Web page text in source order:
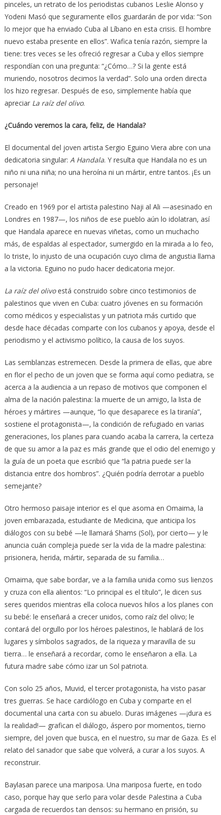
pinceles, un retrato de los periodistas cubanos Leslie Alonso y
Yodeni Masó que seguramente ellos guardarán de por vida: “Son
lo mejor que ha enviado Cuba al Líbano en esta crisis. El hombre
nuevo estaba presente en ellos”. Wafica tenía razón, siempre la
tiene: tres veces se les ofreció regresar a Cuba y ellos siempre
respondían con una pregunta: “¿Cómo…? Si la gente está
muriendo, nosotros decimos la verdad”. Solo una orden directa
los hizo regresar. Después de eso, simplemente había que
apreciar La raíz del olivo.
¿Cuándo veremos la cara, feliz, de Handala?
El documental del joven artista Sergio Eguino Viera abre con una
dedicatoria singular: A Handala. Y resulta que Handala no es un
niño ni una niña; no una heroína ni un mártir, entre tantos. ¡Es un
personaje!
Creado en 1969 por el artista palestino Naji al Ali —asesinado en
Londres en 1987—, los niños de ese pueblo aún lo idolatran, así
que Handala aparece en nuevas viñetas, como un muchacho
más, de espaldas al espectador, sumergido en la mirada a lo feo,
lo triste, lo injusto de una ocupación cuyo clima de angustia llama
a la victoria. Eguino no pudo hacer dedicatoria mejor.
La raíz del olivoestá construido sobre cinco testimonios de
palestinos que viven en Cuba: cuatro jóvenes en su formación
como médicos y especialistas y un patriota más curtido que
desde hace décadas comparte con los cubanos y apoya, desde el
periodismo y el activismo político, la causa de los suyos.
Las semblanzas estremecen. Desde la primera de ellas, que abre
en flor el pecho de un joven que se forma aquí como pediatra, se
acerca a la audiencia a un repaso de motivos que componen el
alma de la nación palestina: la muerte de un amigo, la lista de
héroes y mártires —aunque, “lo que desaparece es la tiranía”,
sostiene el protagonista—, la condición de refugiado en varias
generaciones, los planes para cuando acaba la carrera, la certeza
de que su amor a la paz es más grande que el odio del enemigo y
la guía de un poeta que escribió que “la patria puede ser la
distancia entre dos hombros”. ¿Quién podría derrotar a pueblo
semejante?
Otro hermoso paisaje interior es el que asoma en Omaima, la
joven embarazada, estudiante de Medicina, que anticipa los
diálogos con su bebé —le llamará Shams (Sol), por cierto— y le
anuncia cuán compleja puede ser la vida de la madre palestina:
prisionera, herida, mártir, separada de su familia…
Omaima, que sabe bordar, ve a la familia unida como sus lienzos
y cruza con ella alientos: “Lo principal es el título”, le dicen sus
seres queridos mientras ella coloca nuevos hilos a los planes con
su bebé: le enseñará a crecer unidos, como raíz del olivo; le
contará del orgullo por los héroes palestinos, le hablará de los
lugares y símbolos sagrados, de la riqueza y maravilla de su
tierra… le enseñará a recordar, como le enseñaron a ella. La
futura madre sabe cómo izar un Sol patriota.
Con solo 25 años, Muvid, el tercer protagonista, ha visto pasar
tres guerras. Se hace cardiólogo en Cuba y comparte en el
documental una carta con su abuelo. Duras imágenes —¡dura es
la realidad!— grafican el diálogo, áspero por momentos, tierno
siempre, del joven que busca, en el nuestro, su mar de Gaza. Es el
relato del sanador que sabe que volverá, a curar a los suyos. A
reconstruir.
Baylasan parece una mariposa. Una mariposa fuerte, en todo
caso, porque hay que serlo para volar desde Palestina a Cuba
cargada de recuerdos tan densos: su hermano en prisión, su